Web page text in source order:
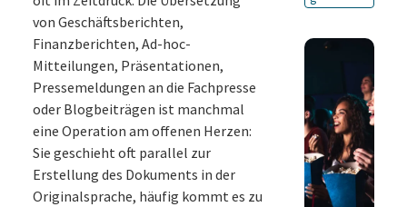
von Geschäftsberichten,
Finanzberichten, Ad-hoc-
Mitteilungen, Präsentationen,
Pressemeldungen an die Fachpresse
oder Blogbeiträgen ist manchmal
eine Operation am offenen Herzen:
Sie geschieht oft parallel zur
Erstellung des Dokuments in der
Originalsprache, häufig kommt es zu